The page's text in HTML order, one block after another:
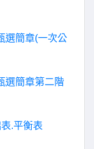
選簡章(一次公
選簡章第二階
.平衡表